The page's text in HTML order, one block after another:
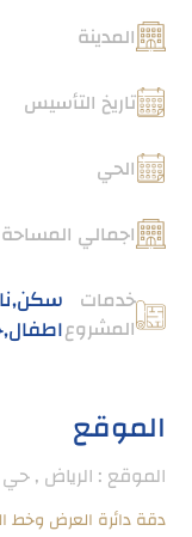
المدينة
تاريخ التأسيس
الحي
اجمالي المساحة
خدمات
المشروع
الموقع
الموقع : الرياض , حي
دقة دائرة العرض وخط